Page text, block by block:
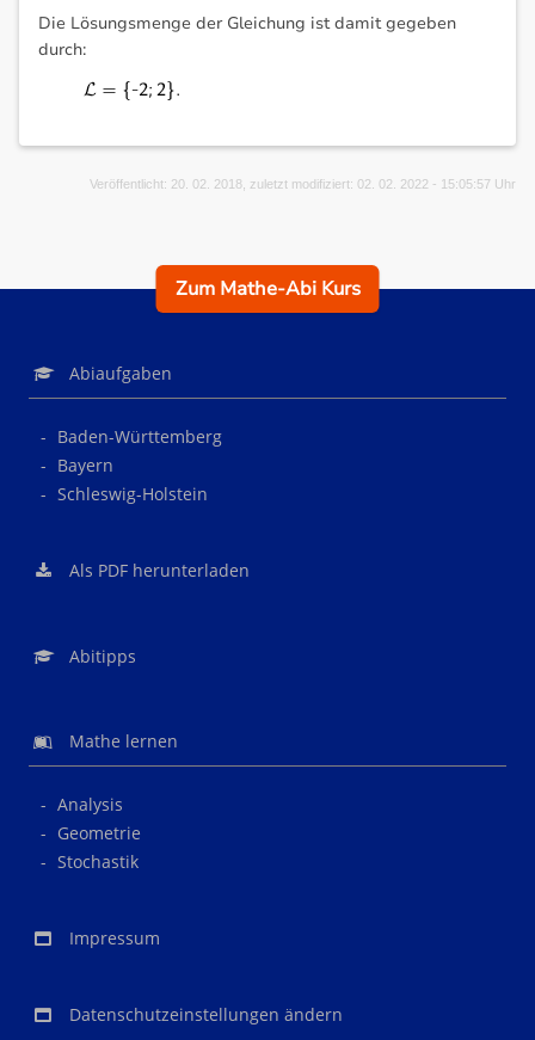
Die Lösungsmenge der Gleichung ist damit gegeben
durch:
Veröffentlicht: 20. 02. 2018, zuletzt modifiziert: 02. 02. 2022 - 15:05:57 Uhr
Zum Mathe-Abi Kurs
Abiaufgaben
Baden-Württemberg
Bayern
Schleswig-Holstein
Als PDF herunterladen
Abitipps
Mathe lernen
Analysis
Geometrie
Stochastik
Impressum
Datenschutzeinstellungen ändern